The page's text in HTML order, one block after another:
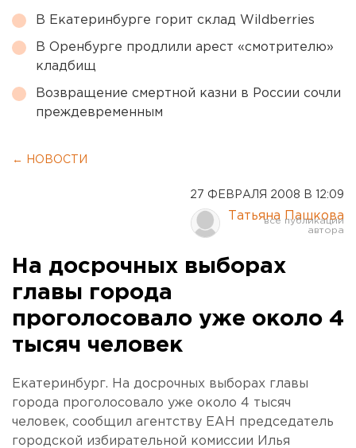
В Екатеринбурге горит склад Wildberries
В Оренбурге продлили арест «смотрителю»
кладбищ
Возвращение смертной казни в России сочли
преждевременным
← НОВОСТИ
27 ФЕВРАЛЯ 2008 В 12:09
Татьяна Пашкова
На досрочных выборах
главы города
проголосовало уже около 4
тысяч человек
Екатеринбург. На досрочных выборах главы
города проголосовало уже около 4 тысяч
человек, сообщил агентству ЕАН председатель
городской избирательной комиссии Илья